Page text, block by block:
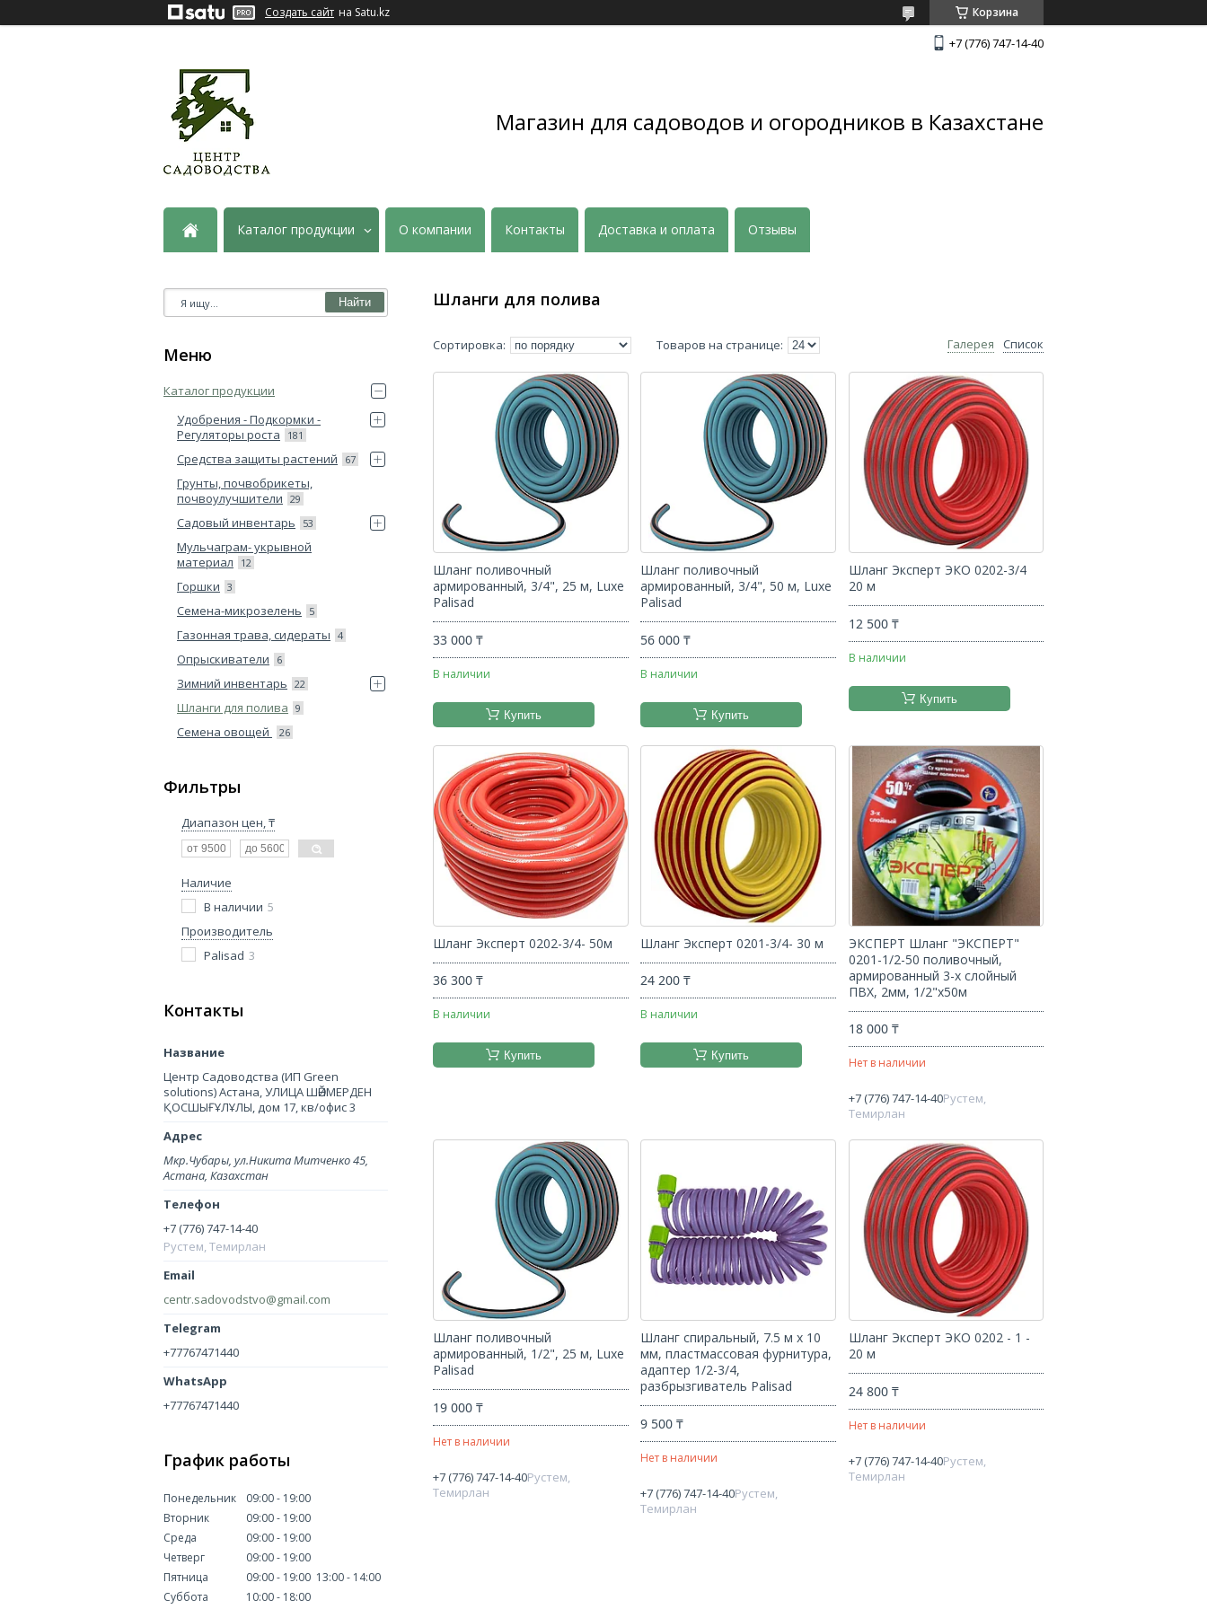
Создать сайт на Satu.kz Корзина
+7 (776) 747-14-40
Магазин для садоводов и огородников в Казахстане
Каталог продукции О компании Контакты Доставка и оплата Отзывы
Шланги для полива
Галерея Список
Шланг поливочный
армированный, 3/4", 25 м, Luxe
Palisad
33 000 ₸
В наличии
Купить
Шланг поливочный
армированный, 3/4", 50 м, Luxe
Palisad
56 000 ₸
В наличии
Купить
Шланг Эксперт ЭКО 0202-3/4
20 м
12 500 ₸
В наличии
Купить
Шланг Эксперт 0202-3/4- 50м
36 300 ₸
В наличии
Купить
Шланг Эксперт 0201-3/4- 30 м
24 200 ₸
В наличии
Купить
ЭКСПЕРТ Шланг "ЭКСПЕРТ"
0201-1/2-50 поливочный,
армированный 3-х слойный
ПВХ, 2мм, 1/2"x50м
18 000 ₸
Нет в наличии
+7 (776) 747-14-40Рустем,
Темирлан
Шланг поливочный
армированный, 1/2", 25 м, Luxe
Palisad
19 000 ₸
Нет в наличии
+7 (776) 747-14-40Рустем,
Темирлан
Шланг спиральный, 7.5 м х 10
мм, пластмассовая фурнитура,
адаптер 1/2-3/4,
разбрызгиватель Palisad
9 500 ₸
Нет в наличии
+7 (776) 747-14-40Рустем,
Темирлан
Шланг Эксперт ЭКО 0202 - 1 -
20 м
24 800 ₸
Нет в наличии
+7 (776) 747-14-40Рустем,
Темирлан
Найти
Каталог продукции
Удобрения - Подкормки -
Регуляторы роста
181
Средства защиты растений 67
Грунты, почвобрикеты,
почвоулучшители 29
Садовый инвентарь 53
Мульчаграм- укрывной
материал
12
Горшки 3
Семена-микрозелень 5
Газонная трава, сидераты 4
Опрыскиватели 6
Зимний инвентарь 22
Шланги для полива 9
Семена овощей 26
Фильтры
Диапазон цен, ₸
Наличие
В наличии 5
Производитель
Palisad 3
Контакты
Центр Садоводства (ИП Green
solutions) Астана, УЛИЦА ШӘЙМЕРДЕН
ҚОСШЫҒҰЛҰЛЫ, дом 17, кв/офис 3
Мкр.Чубары, ул.Никита Митченко 45,
Астана, Казахстан
+7 (776) 747-14-40
Рустем, Темирлан
centr.sadovodstvo@gmail.com
+77767471440
+77767471440
График работы
Понедельник 09:00
19:00
Вторник
09:00
19:00
Среда
09:00
19:00
Четверг
09:00
19:00
Пятница
09:00 19:00 13:00
14:00
Суббота
10:00 18:00